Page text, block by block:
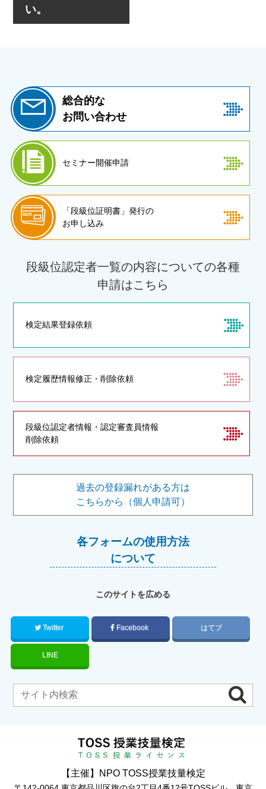
い。
総合的な
お問い合わせ
セミナー開催申請
「段級位証明書」発行の
お申し込み
段級位認定者一覧の内容についての各種
申請はこちら
検定結果登録依頼
検定履歴情報修正・削除依頼
段級位認定者情報・認定審査員情報
削除依頼
過去の登録漏れがある方は
こちらから（個人申請可）
各フォームの使用方法
について
このサイトを広める
Twitter Facebook はてブ
LINE
【主催】NPO TOSS授業技量検定